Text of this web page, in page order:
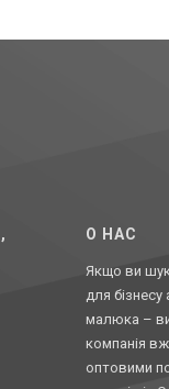
O НАС
Якщо ви
для бізнесу
малюка –
компанія
оптовими